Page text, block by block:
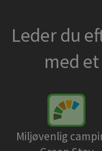
Leder du
med
Miljøvenlig